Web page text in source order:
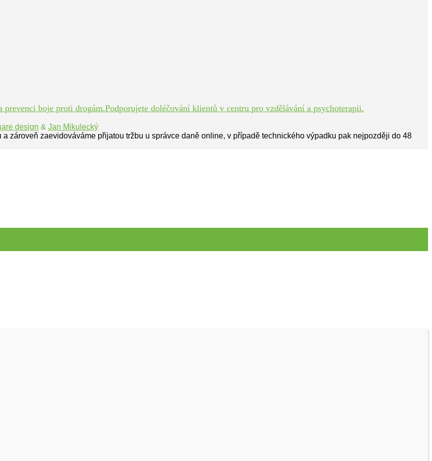
prevenci boje proti drogám.Podporujete doléčování klientů v centru pro vzdělávání a psychoterapii.
design & Jan Mikulecký
zároveň zaevidováváme přijatou tržbu u správce daně online, v případě technického výpadku pak nejpozději do 48